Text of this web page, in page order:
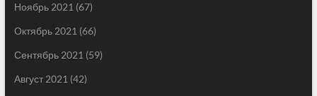
Ноябрь 2021 (67)
Октябрь 2021 (66)
Сентябрь 2021 (59)
Август 2021 (42)